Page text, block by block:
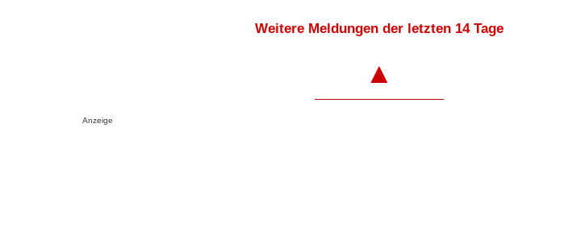
Weitere Meldungen der letzten 14 Tage
▲
Anzeige